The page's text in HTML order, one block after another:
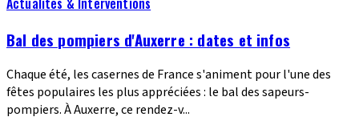
Bal des pompiers d'Auxerre : dates et infos
Chaque été, les casernes de France s'animent pour l'une des
fêtes populaires les plus appréciées : le bal des sapeurs-
pompiers. À Auxerre, ce rendez-v...